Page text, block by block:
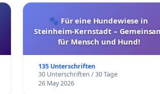
🐾 Für eine Hundewiese in
Steinheim-Kernstadt –
für Mensch und Hund!
135 Unterschriften
30 Unterschriften / 30 Tage
26 May 2026